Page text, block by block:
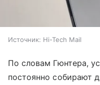
Источник: Hi-Tech Mail
По словам Гюнтера,
постоянно собирают